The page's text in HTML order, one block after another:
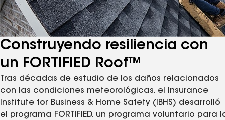
Construyendo resiliencia con
un FORTIFIED Roof™
Tras décadas de estudio de los daños relacionados
con las condiciones meteorológicas, el Insurance
Institute for Business & Home Safety (IBHS) desarrolló
el programa FORTIFIED, un programa voluntario para